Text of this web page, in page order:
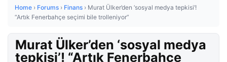
Home › Forums › Finans › Murat Ülker’den ‘sosyal medya tepkisi’!
“Artık Fenerbahçe seçimi bile trolleniyor”
Murat Ülker’den ‘sosyal medya
tepkisi’! “Artık Fenerbahçe